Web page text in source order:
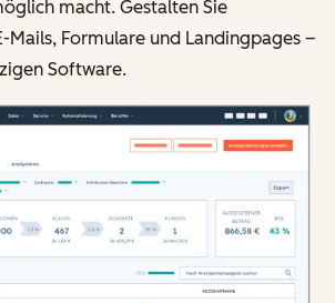
macht. Gestalten Sie
Mails, Formulare und Landingpages –
Software.